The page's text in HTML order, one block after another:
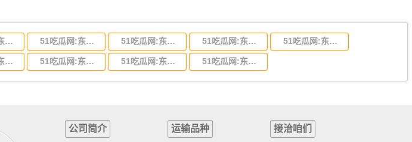
51吃瓜网:东莞到吉林省物流运输,东莞到吉林省物流公司 51吃瓜网:东莞到甘肃省物流运输,东莞到甘肃省物流公司 51吃瓜网:东莞到陕西省物流运输,东莞到陕西省物流公司 51吃瓜网:东莞到贵州省物流运输,东莞到贵州省物流公司 51吃瓜网:东莞到四川省物流专线,东莞到四川省物流公司
51吃瓜网:东莞到江苏物流专线运输,东莞到江苏省物流公司 51吃瓜网:东莞到浙江省物流运输,东莞到浙江省物流公司 51吃瓜网:东莞到福建省物流运输,东莞到福建省物流公司 51吃瓜网:东莞到广西物流专线,东莞到广西物流公司
公司简介 运输品种 接洽咱们